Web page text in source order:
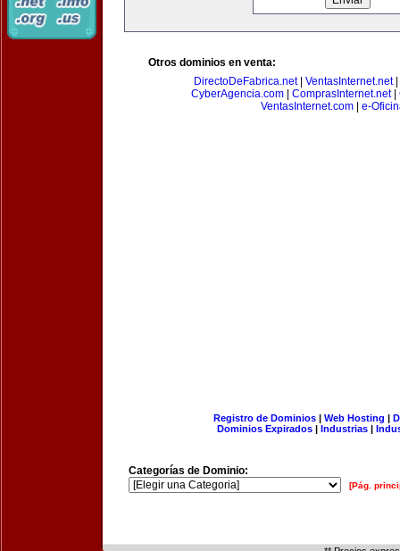
Otros dominios en venta:
DirectoDeFabrica.net| VentasInternet.net|
CyberAgencia.com| ComprasInternet.net|
VentasInternet.com
e-
Registro de Dominios| Web Hosting |
Dominios Expirados | Industrias |
Categorías de Dominio:
[Pág.